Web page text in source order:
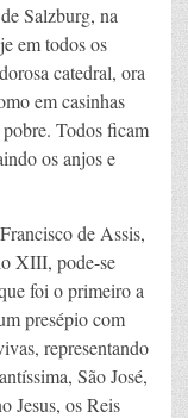
Salzburg, na
em todos os
catedral, ora
em casinhas
Todos ficam
os anjos e
de Assis,
XIII, pode-se
foi o primeiro a
presépio com
representando
São José,
Jesus, os Reis